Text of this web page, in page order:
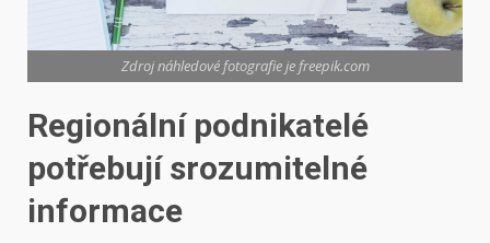
Zdroj náhledové fotografie je freepik.com
Regionální podnikatelé
potřebují srozumitelné
informace